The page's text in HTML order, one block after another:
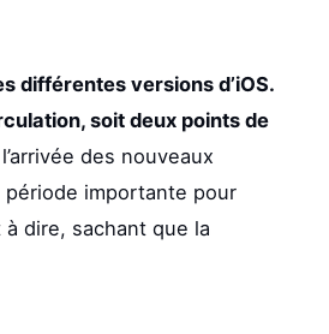
différentes versions d’iOS.
soit deux points de
des nouveaux
importante pour
dire, sachant que la